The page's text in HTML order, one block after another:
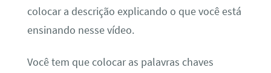
colocar a descrição explicando o que você está
ensinando nesse vídeo.
Você tem que colocar as palavras chaves